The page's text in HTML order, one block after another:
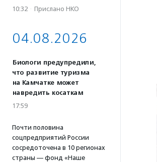
10:32 · Прислано НКО
04.08.2026
Биологи предупредили,
что развитие туризма
на Камчатке может
навредить косаткам
17:59
Почти половина
соцпредприятий России
сосредоточена в 10 регионах
страны — фонд «Наше